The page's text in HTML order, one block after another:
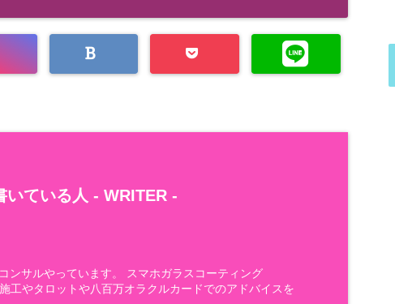
いている人 - WRITER -
ンサルやっています。 スマホガラスコーティング
工やタロットや八百万オラクルカードでのアドバイスを